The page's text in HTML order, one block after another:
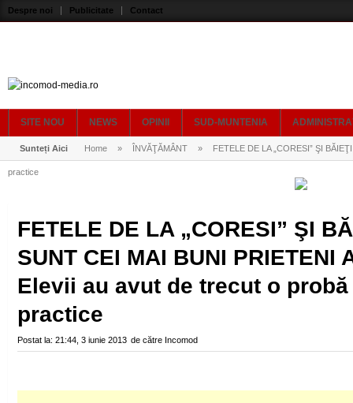
Despre noi Publicitate Contact
SITE NOU NEWS OPINII SUD-MUNTENIA
Sunteți Aici Home » ÎNVĂŢĂMÂNT » FETELE DE LA „CORESI” ŞI
practice
FETELE DE LA „CORESI” ŞI
SUNT CEI MAI BUNI PRIETENI
Elevii au avut de trecut o
practice
Postat la: 21:44, 3 iunie 2013 de către Incomod